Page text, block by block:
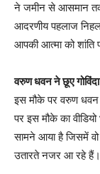
ने जमीन से आसमान तक
आदरणीय पहलाज
आपकी आत्मा को शांति
वरुण धवन ने छूए
इस मौके पर वरुण धवन
पर इस मौके का
सामने आया है जिसमें
उतारते नजर आ रहे हैं।